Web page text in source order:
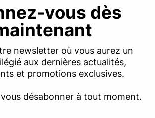
est indispensable de faire appel à
certifiépour évaluer la
plomb dans un bâtiment construit
charge d’examiner les
et d’évaluer la concentration de
qui ne doit pas dépasser